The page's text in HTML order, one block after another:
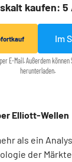
kaufen:
Im
E-Mail. Außerdem
herunterladen.
Elliott-Wellen
als ein
der